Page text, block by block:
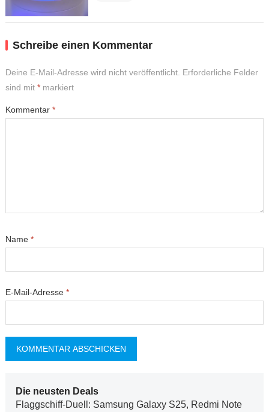
Schreibe einen Kommentar
Deine E-Mail-Adresse wird nicht veröffentlicht. Erforderliche Felder
sind mit *markiert
Kommentar *
Name *
E-Mail-Adresse *
Die neusten Deals
Flaggschiff-Duell: Samsung Galaxy S25, Redmi Note